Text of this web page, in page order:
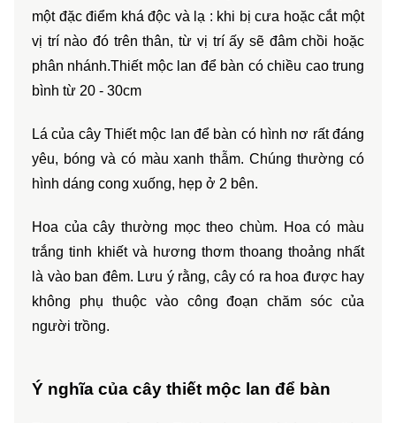
một đặc điểm khá độc và lạ : khi bị cưa hoặc cắt một
vị trí nào đó trên thân, từ vị trí ấy sẽ đâm chồi hoặc
phân nhánh.Thiết mộc lan để bàn có chiều cao trung
bình từ 20 - 30cm
Lá của cây Thiết mộc lan để bàn có hình nơ rất đáng
yêu, bóng và có màu xanh thẫm. Chúng thường có
hình dáng cong xuống, hẹp ở 2 bên.
Hoa của cây thường mọc theo chùm. Hoa có màu
trắng tinh khiết và hương thơm thoang thoảng nhất
là vào ban đêm. Lưu ý rằng, cây có ra hoa được hay
không phụ thuộc vào công đoạn chăm sóc của
người trồng.
Ý nghĩa của cây thiết mộc lan để bàn